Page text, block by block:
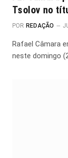
Tsolov no
POR REDAÇÃO
Rafael Câmara
neste domingo